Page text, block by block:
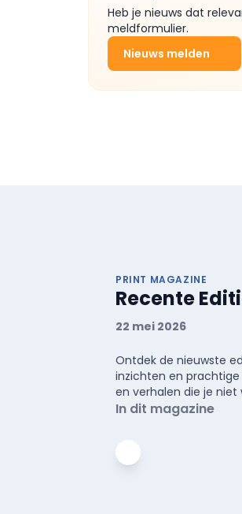
Heb je nieuws dat
meldformulier.
Nieuws melden
PRINT MAGAZINE
Recente
22 mei 2026
Ontdek de nieuwste
inzichten en
en verhalen die je niet
In dit magazine